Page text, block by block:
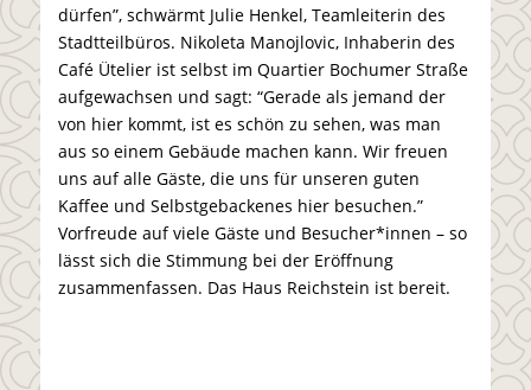
dürfen”, schwärmt Julie Henkel, Teamleiterin des
Stadtteilbüros. Nikoleta Manojlovic, Inhaberin des
Café Ütelier ist selbst im Quartier Bochumer Straße
aufgewachsen und sagt: “Gerade als jemand der
von hier kommt, ist es schön zu sehen, was man
aus so einem Gebäude machen kann. Wir freuen
uns auf alle Gäste, die uns für unseren guten
Kaffee und Selbstgebackenes hier besuchen.”
Vorfreude auf viele Gäste und Besucher*innen – so
lässt sich die Stimmung bei der Eröffnung
zusammenfassen. Das Haus Reichstein ist bereit.